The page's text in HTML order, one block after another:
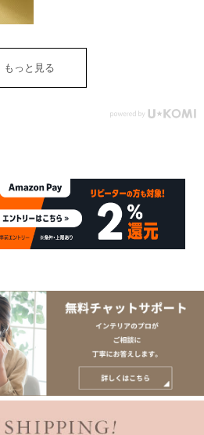
ダー 収納 DIY アンティー
ク ヴィンテージ ナチュラ
リア アジアン [84302] ホ
もっと見る